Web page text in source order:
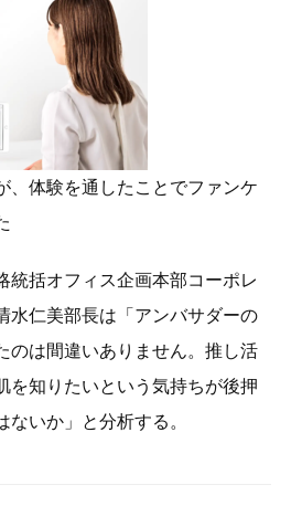
、体験を通したことでファンケ
統括オフィス企画本部コーポレ
水仁美部長は「アンバサダーの
のは間違いありません。推し活
を知りたいという気持ちが後押
ないか」と分析する。